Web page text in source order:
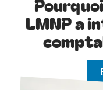
LMNP a